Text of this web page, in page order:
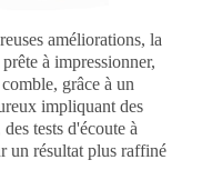
améliorations, la
à impressionner,
grâce à un
impliquant des
tests d'écoute à
un résultat plus raffiné